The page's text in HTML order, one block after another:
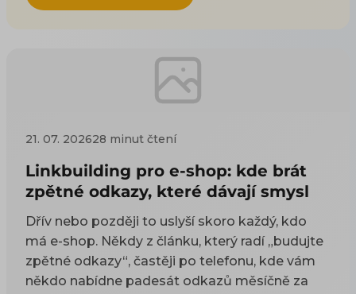
21. 07. 202628 minut čtení
Linkbuilding pro e-shop: kde brát
zpětné odkazy, které dávají smysl
Dřív nebo později to uslyší skoro každý, kdo
má e-shop. Někdy z článku, který radí „budujte
zpětné odkazy“, častěji po telefonu, kde vám
někdo nabídne padesát odkazů měsíčně za